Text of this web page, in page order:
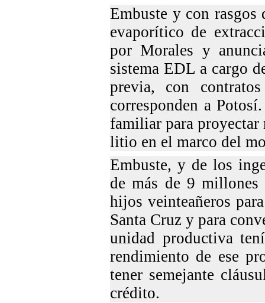
Embuste y con
evaporítico de
por Morales y
sistema EDL a cargo
previa, con
corresponden a
familiar para proyectar
litio en el marco del
Embuste, y de los
de más de 9 millones
hijos veinteañeros
Santa Cruz y para
unidad productiva
rendimiento de ese
tener semejante
crédito.